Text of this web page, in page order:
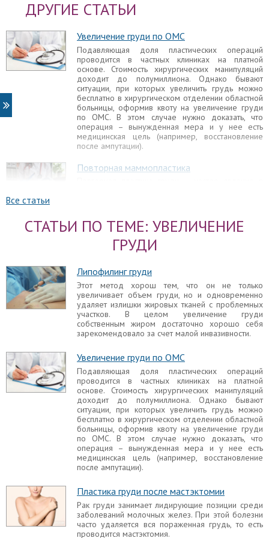
ДРУГИЕ СТАТЬИ
Увеличение груди по ОМС
Подавляющая доля пластических операций
проводится в частных клиниках на платной
основе. Стоимость хирургических манипуляций
доходит до полумиллиона. Однако бывают
ситуации, при которых увеличить грудь можно
бесплатно в хирургическом отделении областной
больницы, оформив квоту на увеличение груди
по ОМС. В этом случае нужно доказать, что
операция – вынужденная мера и у нее есть
медицинская цель (например, восстановление
после ампутации).
Повторная маммопластика
вмешательства не совпали с ожиданиями или
спустя годы грудь видоизменилась.
Маммопластика
плавный наклон от ключицы до соска,
оптимальная выпуклость верхней части груди,
достаточный объем нижнего квадранта груди,
относительно соска градус наклона нижней части
груди около 110 градусов, а расположение соска
относительно самой железы под 90 градусов.
Пластическая хирургия дает возможность
скорректировать бюст и добиться лучших
Прощупывается грудной имплант
Иногда после завершения реабилитационного
периода прощупывается имплант после
маммопластики или ощущается грудной имплант
при движении. В одних случаях это указывает на
существенные врачебные ошибки, которые
нужно исправлять, в других – никаких
манипуляций производить не нужно и симптом
сам по себе исчезает. Следует разобраться в
причинах.
Все чаще девушки обращаются к пластическому
хирургу с целью получения более мужественной
внешности. В России операции по смене пола
запрещены, поэтому для улучшения эстетики
Все статьи
СТАТЬИ ПО ТЕМЕ: УВЕЛИЧЕНИЕ
ГРУДИ
Липофилинг груди
Этот метод хорош тем, что он не только
увеличивает объем груди, но и одновременно
удаляет излишки жировых тканей с проблемных
участков. В целом увеличение груди
собственным жиром достаточно хорошо себя
зарекомендовало за счет малой инвазивности.
Увеличение груди по ОМС
Подавляющая доля пластических операций
проводится в частных клиниках на платной
основе. Стоимость хирургических манипуляций
доходит до полумиллиона. Однако бывают
ситуации, при которых увеличить грудь можно
бесплатно в хирургическом отделении областной
больницы, оформив квоту на увеличение груди
по ОМС. В этом случае нужно доказать, что
операция – вынужденная мера и у нее есть
медицинская цель (например, восстановление
после ампутации).
Пластика груди после мастэктомии
Рак груди занимает лидирующие позиции среди
заболеваний молочных желез. При этой болезни
часто удаляется вся пораженная грудь, то есть
проводится мастэктомия.